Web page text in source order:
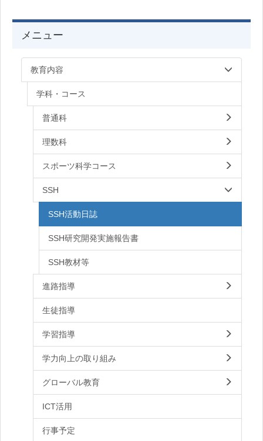
メニュー
教育内容
学科・コース
普通科
理数科
スポーツ科学コース
SSH
SSH活動日誌
SSH研究開発実施報告書
SSH教材等
進路指導
生徒指導
学習指導
学力向上の取り組み
グローバル教育
ICT活用
行事予定